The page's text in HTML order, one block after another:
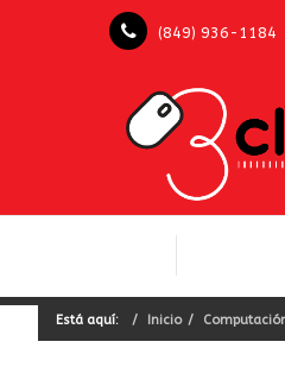
(849) 936-1184
Está aquí: Inicio